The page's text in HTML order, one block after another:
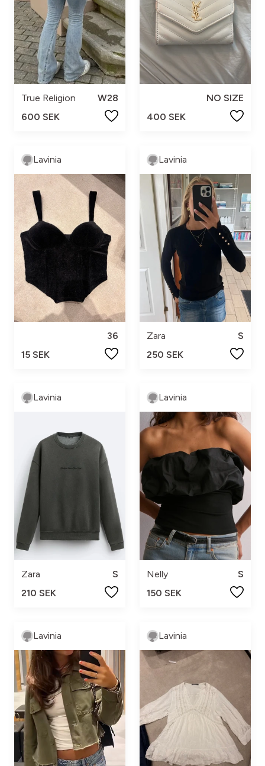
True Religion
W28
600 SEK
NO SIZE
400 SEK
Lavinia
36
15 SEK
Lavinia
Zara
S
250 SEK
Lavinia
Zara
S
210 SEK
Lavinia
Nelly
S
150 SEK
Lavinia Lavinia